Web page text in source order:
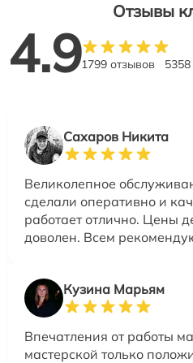
Отзывы
4.91799 отзывов
Сахаров Никита
Великолепное
сделали оперативно и
работает отлично. Цены
доволен. Всем
Кузина Марьям
Впечатления от работы
мастерской только